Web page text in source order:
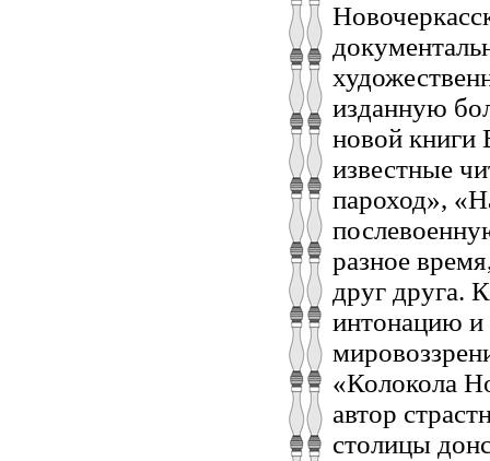
изданную
новой книги
известные
пароход»,
разное
друг друга.
интонацию и
«Колокола
автор
столицы